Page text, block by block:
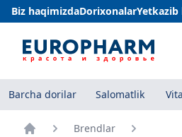
Biz haqimizdaDorixonalarYetkazib
Barcha dorilar Salomatlik
Brendlar